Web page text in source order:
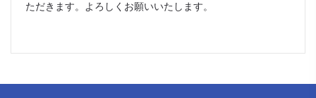
ただきます。よろしくお願いいたします。